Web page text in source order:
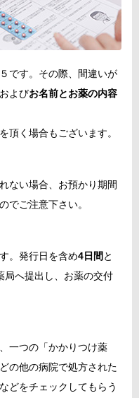
です。その際、間違いが
およびお名前とお薬の内容
を頂く場合もございます。
ない場合、お預かり期間
でご注意下さい。
。発行日を含め4日間 と
局へ提出し、お薬の交付
一つの「かかりつけ薬
の他の病院で処方された
どをチェックしてもらう